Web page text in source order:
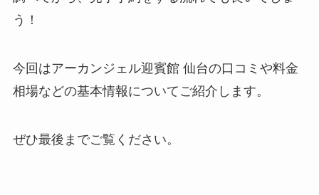
う！
今回はアーカンジェル迎賓館 仙台の口コミや料金
相場などの基本情報についてご紹介します。
ぜひ最後までご覧ください。